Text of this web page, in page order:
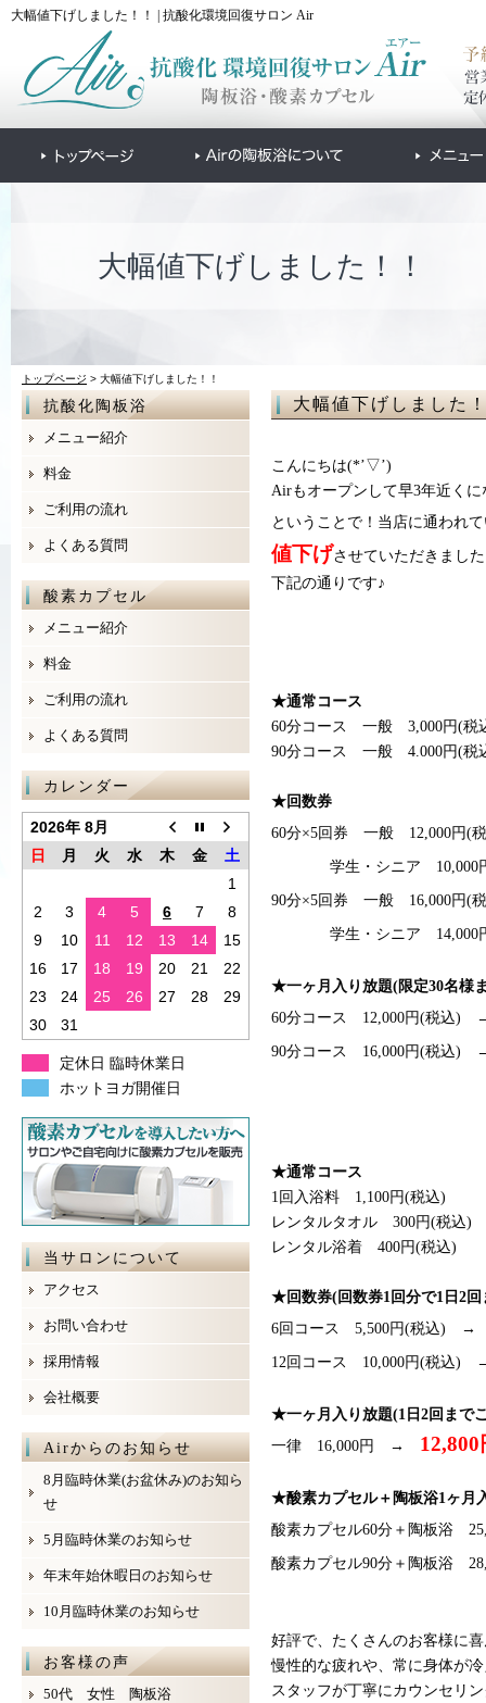
大幅値下げしました！！ | 抗酸化環境回復サロン Air
大幅値下げしました！！
トップページ > 大幅値下げしました！！
大幅値下げしました
こんにちは(*’▽’)
Airもオープンして早3年近くに
ということで！当店に通われ
値下げさせていただきまし
下記の通りです♪
★通常コース
60分コース 一般 3,000円(
90分コース 一般 4.000円(
★回数券
60分×5回券 一般 12,000
学生・シニア
90分×5回券 一般 16,000
学生・シニア
★一ヶ月入り放題(限定30名様
60分コース 12,000円(税
90分コース 16,000円(税
★通常コース
1回入浴料 1,100円(税込)
レンタルタオル 300円(税込)
レンタル浴着 400円(税込)
★回数券(回数券1回分で1 日 2
6回コース 5,500円(税
12回コース 10,000円(税
★一ヶ月入り放題(1 日 2回まで
一律 16,000円 → 12,800
★酸素カプセル＋陶板浴1ヶ月
酸素カプセル60分＋陶板浴
酸素カプセル90分＋陶板浴
好評で、たくさんのお客様に
慢性的な疲れや、常に身体が
スタッフが丁寧にカウンセリ
抗酸化陶板浴
メニュー紹介
料金
ご利用の流れ
よくある質問
酸素カプセル
メニュー紹介
料金
ご利用の流れ
よくある質問
カレンダー
2026年 8月
日
月 火 水 木 金
土
1
2
3 4 5 6 7
8
9
10 11 12 13 14
15
16
17 18 19 20 21
22
23
24 25 26 27 28
29
30
31
定休日 臨時休業日
ホットヨガ開催日
当サロンについて
アクセス
お問い合わせ
採用情報
会社概要
Airからのお知らせ
8月臨時休業(お盆休み)のお知ら
せ
5月臨時休業のお知らせ
年末年始休暇日のお知らせ
10月臨時休業のお知らせ
お客様の声
50代 女性 陶板浴